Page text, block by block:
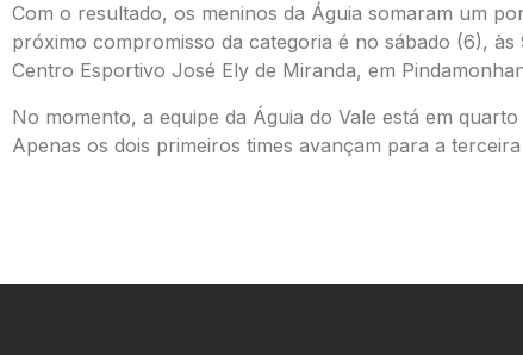
Com o resultado, os meninos da Águia somaram um
próximo compromisso da categoria é no sábado (6),
Centro Esportivo José Ely de Miranda, em
No momento, a equipe da Águia do Vale está em
Apenas os dois primeiros times avançam para a